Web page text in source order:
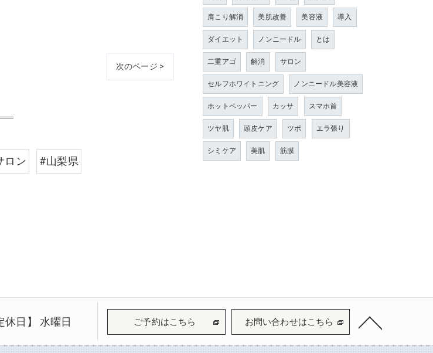
次のページ >
ロン #山梨県
肩こり解消 美肌改善 美容液 導入
ダイエット ノンニードル とは
二重アゴ 解消 サロン
セルフホワイトニング ノンニードル美容液
ホットペッパー カッサ スマホ首
ツヤ肌 頭皮ケア ツボ エラ張り
シミケア 美肌 筋膜
休日】 水曜日 ご予約はこちら お問い合わせはこちら